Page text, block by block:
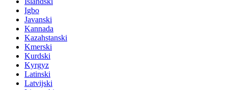
Igbo
Javanski
Kannada
Kazahstanski
Kmerski
Kurdski
Kyrgyz
Latinski
Latvijski